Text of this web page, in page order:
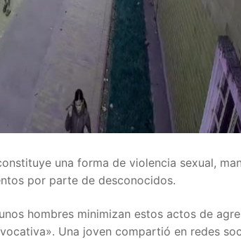
una forma de violencia sexual,
por parte de desconocidos.
hombres minimizan estos actos de
Una joven compartió en redes